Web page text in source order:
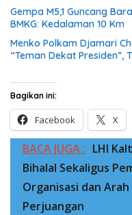
Gempa M5,1 Guncang
BMKG: Kedalaman 10 Km
Menko Polkam Djamari
“Teman Dekat Presiden”,
Bagikan ini:
Facebook X
BACA JUGA : LHI
Bihalal Sekaligus
Organisasi dan
Perjuangan